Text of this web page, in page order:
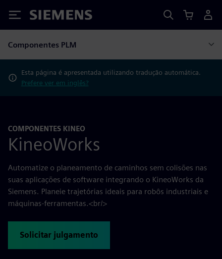
Siemens
Componentes PLM
Esta página é apresentada utilizando tradução automática.
Prefere ver em inglês?
COMPONENTES KINEO
KineoWorks
Automatize o planeamento de caminhos sem colisões nas
suas aplicações de software integrando o KineoWorks da
Siemens. Planeie trajetórias ideais para robôs industriais e
máquinas-ferramentas.<br/>
Solicitar julgamento